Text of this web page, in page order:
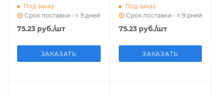
125/100 В2-01 6,5 к ГОСТ
16176-82
Под заказ
Срок поставки - ≈ 9 дней
75.23 руб./шт
ЗАКАЗАТЬ
125/100 В2-01 6,9 к ГОСТ
16176-82
Под заказ
Срок поставки - ≈ 9 дней
75.23руб./шт
ЗАКАЗАТЬ